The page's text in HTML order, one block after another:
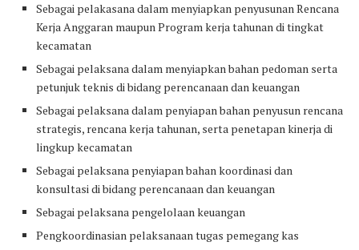
Sebagai pelakasana dalam menyiapkan penyusunan Rencana
Kerja Anggaran maupun Program kerja tahunan di tingkat
kecamatan
Sebagai pelaksana dalam menyiapkan bahan pedoman serta
petunjuk teknis di bidang perencanaan dan keuangan
Sebagai pelaksana dalam penyiapan bahan penyusun rencana
strategis, rencana kerja tahunan, serta penetapan kinerja di
lingkup kecamatan
Sebagai pelaksana penyiapan bahan koordinasi dan
konsultasi di bidang perencanaan dan keuangan
Sebagai pelaksana pengelolaan keuangan
Pengkoordinasian pelaksanaan tugas pemegang kas